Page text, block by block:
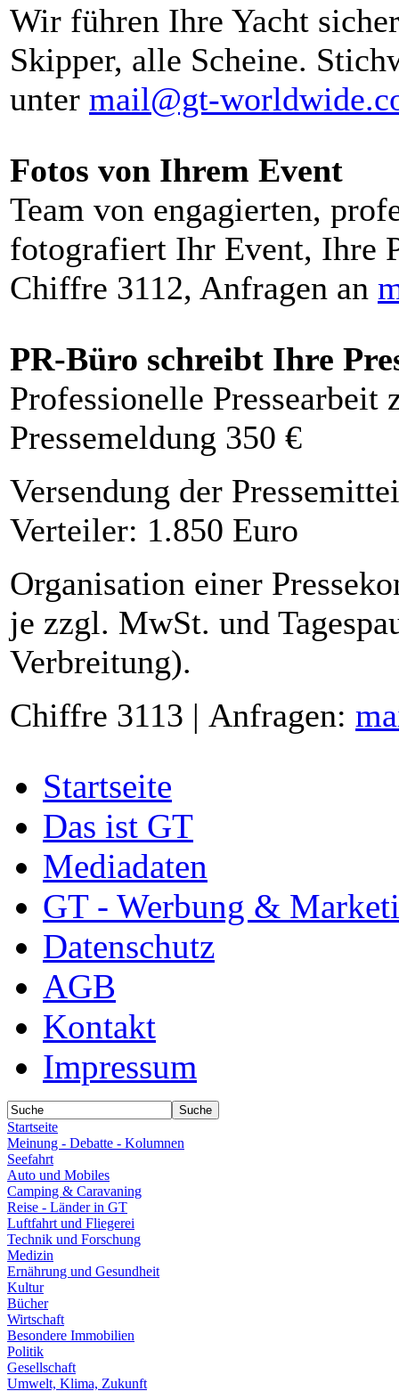
Wir führen Ihre Yacht
Skipper, alle Scheine.
unter mail@gt-
Fotos von Ihrem Event
Team von engagierten,
fotografiert Ihr Event, Ihre
Chiffre 3112, Anfragen an
PR-Büro schreibt Ihre
Professionelle Pressearbeit
Pressemeldung 350 €
Versendung der
Verteiler: 1.850 Euro
Organisation einer
je zzgl. MwSt. und
Verbreitung).
Chiffre 3113 | Anfragen:
Startseite
Das ist GT
Mediadaten
GT - Werbung &
Datenschutz
AGB
Kontakt
Impressum
Startseite
Meinung - Debatte - Kolumnen
Seefahrt
Auto und Mobiles
Camping & Caravaning
Reise - Länder in GT
Luftfahrt und Fliegerei
Technik und Forschung
Medizin
Ernährung und Gesundheit
Kultur
Bücher
Wirtschaft
Besondere Immobilien
Politik
Gesellschaft
Umwelt, Klima, Zukunft